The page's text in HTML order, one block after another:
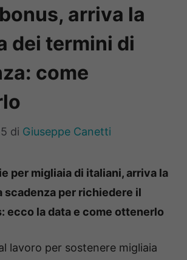
arriva la
dei termini di
come
di Giuseppe Canetti
per migliaia di italiani, arriva la
scadenza per richiedere il
ecco la data e come ottenerlo
lavoro per sostenere migliaia